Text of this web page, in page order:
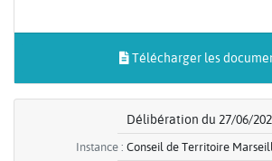
Télécharger les
Délibération du 27/06/
Instance : Conseil de Territoire